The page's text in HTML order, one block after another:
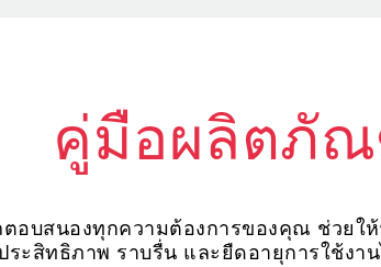
คู่มือผลิตภั
บสนองทุกความต้องการของคุณ ช่วยใ
ระสิทธิภาพ ราบรื่น และยืดอายุการใช้งา